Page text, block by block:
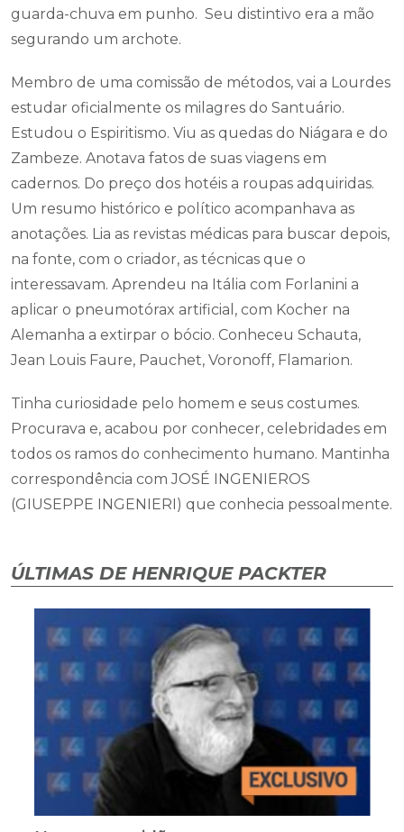
guarda-chuva em punho. Seu distintivo era a mão
segurando um archote.
Membro de uma comissão de métodos, vai a Lourdes
estudar oficialmente os milagres do Santuário.
Estudou o Espiritismo. Viu as quedas do Niágara e do
Zambeze. Anotava fatos de suas viagens em
cadernos. Do preço dos hotéis a roupas adquiridas.
Um resumo histórico e político acompanhava as
anotações. Lia as revistas médicas para buscar depois,
na fonte, com o criador, as técnicas que o
interessavam. Aprendeu na Itália com Forlanini a
aplicar o pneumotórax artificial, com Kocher na
Alemanha a extirpar o bócio. Conheceu Schauta,
Jean Louis Faure, Pauchet, Voronoff, Flamarion.
Tinha curiosidade pelo homem e seus costumes.
Procurava e, acabou por conhecer, celebridades em
todos os ramos do conhecimento humano. Mantinha
correspondência com JOSÉ INGENIEROS
(GIUSEPPE INGENIERI) que conhecia pessoalmente.
ÚLTIMAS DE HENRIQUE PACKTER